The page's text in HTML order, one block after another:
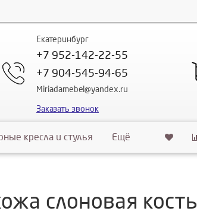
Екатеринбург
+7 952-142-22-55
+7 904-545-94-65
Miriadamebel@yandex.ru
Заказать звонок
кресла и стулья Ещё
слоновая кость